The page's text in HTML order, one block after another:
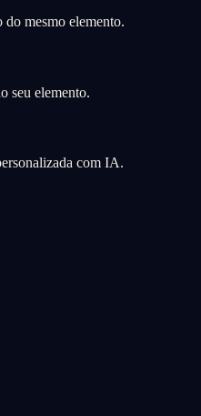
mesmo elemento.
seu elemento.
com IA.